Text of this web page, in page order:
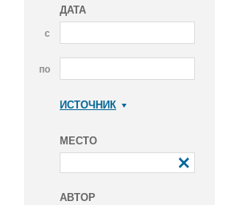
ДАТА
с
по
ИСТОЧНИК
МЕСТО
АВТОР